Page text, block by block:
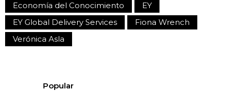
Economía del Conocimiento
EY
EY Global Delivery Services
Fiona Wrench
Verónica Asla
Popular